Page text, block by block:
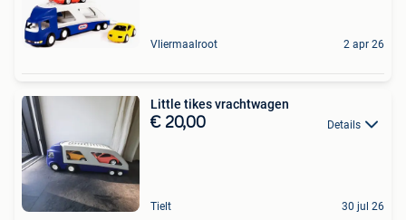
Vliermaalroot 2 apr 26
Little tikes vrachtwagen
€ 20,00 Details
Tielt 30 jul 26